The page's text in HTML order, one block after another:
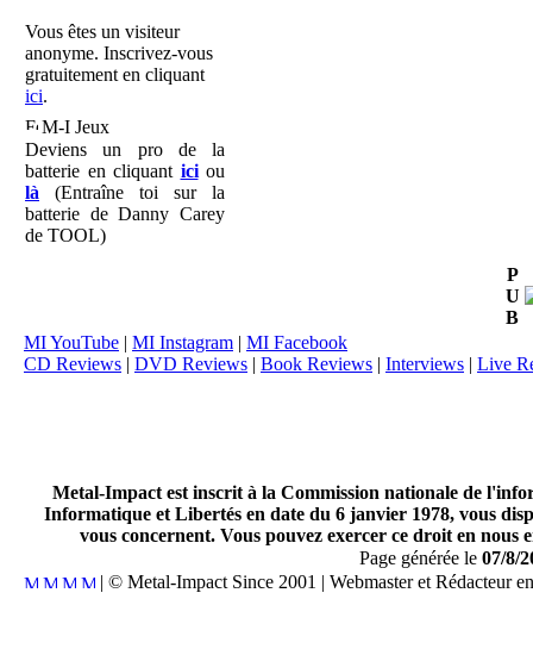
Vous êtes un visiteur
anonyme. Inscrivez-vous
gratuitement en cliquant
ici.
M-I Jeux
Deviens un pro de la
batterie en cliquant iciou
là (Entraîne toi sur la
batterie de Danny Carey
de TOOL)
P
U
B
MI YouTube | MI Instagram | MI Facebook
CD Reviews | DVD Reviews | Book Reviews | Interviews | Live
Metal-Impact est inscrit à la Commission nationale de
Informatique et Libertés en date du 6 janvier 1978, vous
vous concernent. Vous pouvez exercer ce droit en
Page générée le 07/8/
| © Metal-Impact Since 2001 | Webmaster et Rédacteur